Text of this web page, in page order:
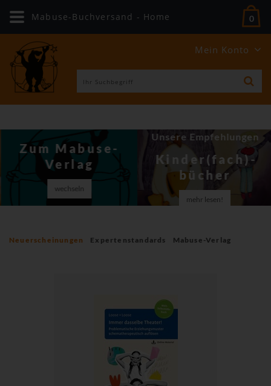
Mein Konto
0
Zum Mabuse-
Verlag
wechseln
Unsere Empfehlungen
Kinder(fach)­
bücher
mehr lesen!
Neuerscheinungen Expertenstandards Mabuse-Verlag
Mabuse-Buchversand - Home